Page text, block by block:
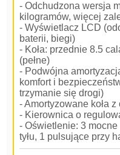
- Odchudzona wersja
kilogramów, więcej
- Wyświetlacz LCD
baterii, biegi)
- Koła: przednie 8.5
(pełne)
- Podwójna
komfort i
trzymanie się drogi)
- Amortyzowane koła
- Kierownica o
- Oświetlenie: 3 mocne
tyłu, 1 pulsujące przy